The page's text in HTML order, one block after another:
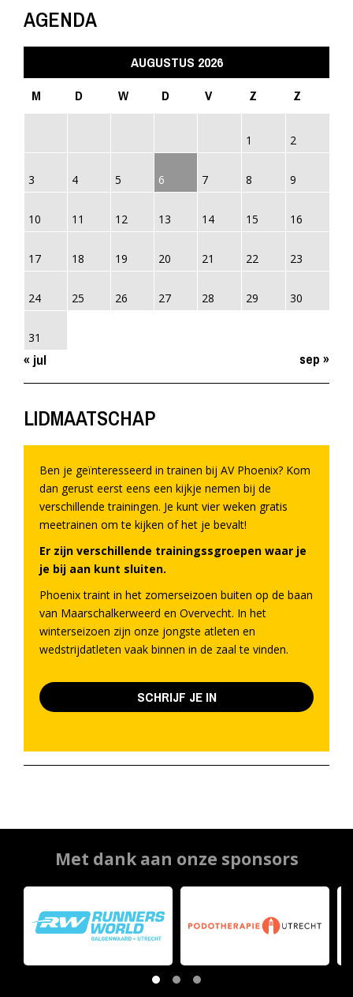
AGENDA
AUGUSTUS 2026
M
D W D V Z Z
1 2
3 4 5 6 7 8 9
10 11 12 13 14 15 16
17 18 19 20 21 22 23
24 25 26 27 28 29 30
31
« jul sep »
LIDMAATSCHAP
Ben je geïnteresseerd in trainen bij AV Phoenix? Kom
dan gerust eerst eens een kijkje nemen bij de
verschillende trainingen. Je kunt vier weken gratis
meetrainen om te kijken of het je bevalt!
Er zijn verschillende trainingssgroepen waar je
je bij aan kunt sluiten.
Phoenix traint in het zomerseizoen buiten op de baan
van Maarschalkerweerd en Overvecht. In het
winterseizoen zijn onze jongste atleten en
wedstrijdatleten vaak binnen in de zaal te vinden.
SCHRIJF JE IN
Met dank aan onze sponsors